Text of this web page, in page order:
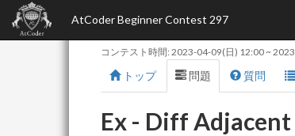
AtCoder Beginner Contest 297
コンテスト時間: 2023-04-09(日) 12:00~
トップ 問題 質問
Ex - Diff Adjacent